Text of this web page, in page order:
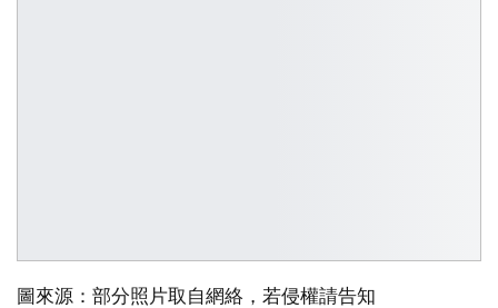
圖來源：部分照片取自網絡，若侵權請告知